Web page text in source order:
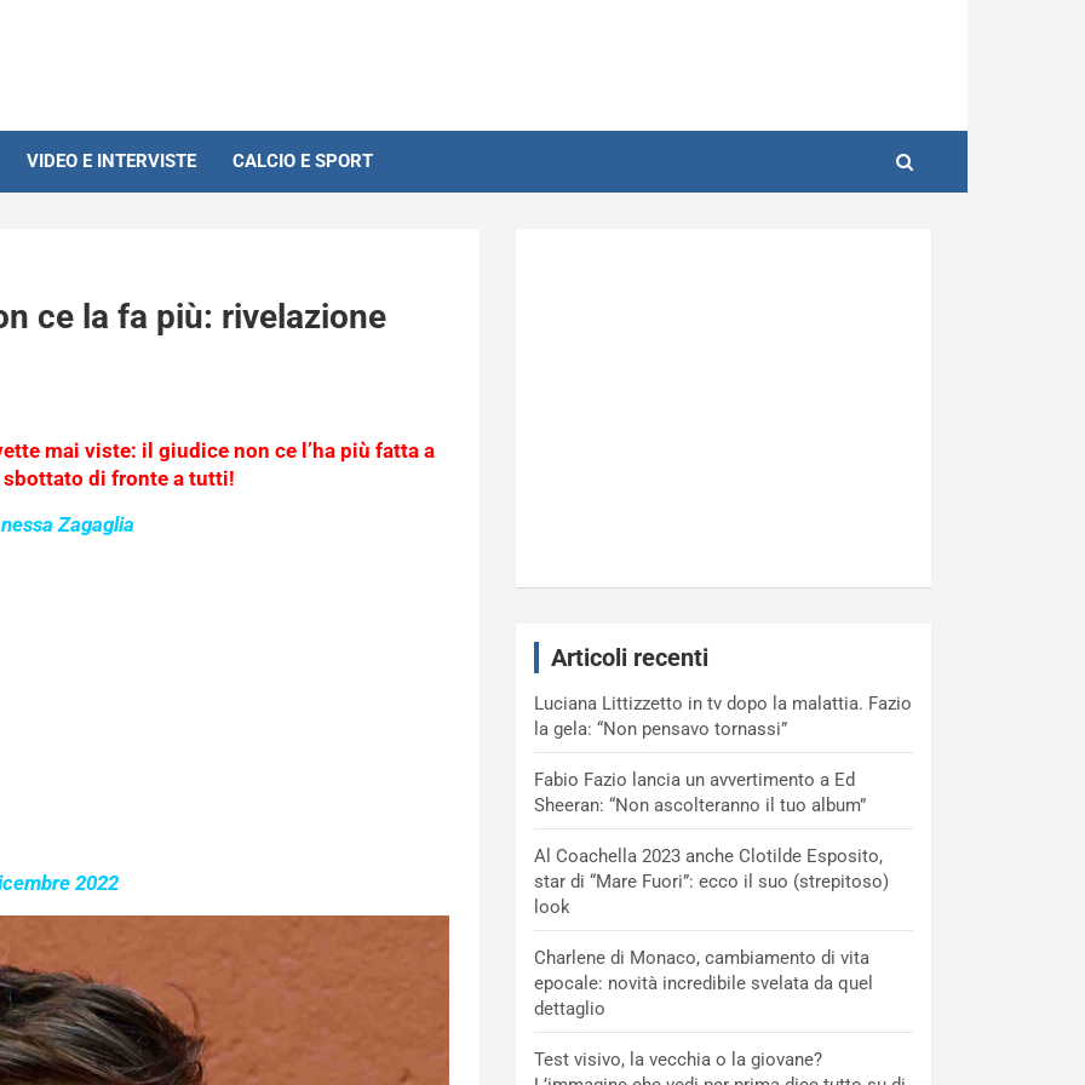
VIDEO E INTERVISTE CALCIO E SPORT
ce la fa più: rivelazione
mai viste: il giudice non ce l’ha più fatta a
sbottato di fronte a tutti!
Zagaglia
2022
Articoli recenti
Luciana Littizzetto in tv dopo la malattia. Fazio
la gela: “Non pensavo tornassi”
Fabio Fazio lancia un avvertimento a Ed
Sheeran: “Non ascolteranno il tuo album”
Al Coachella 2023 anche Clotilde Esposito,
star di “Mare Fuori”: ecco il suo (strepitoso)
look
Charlene di Monaco, cambiamento di vita
epocale: novità incredibile svelata da quel
dettaglio
Test visivo, la vecchia o la giovane?